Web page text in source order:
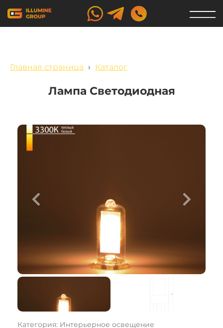
Главная страница › Каталог
Лампа Светодиодная
Категория: Интерьерное освещение